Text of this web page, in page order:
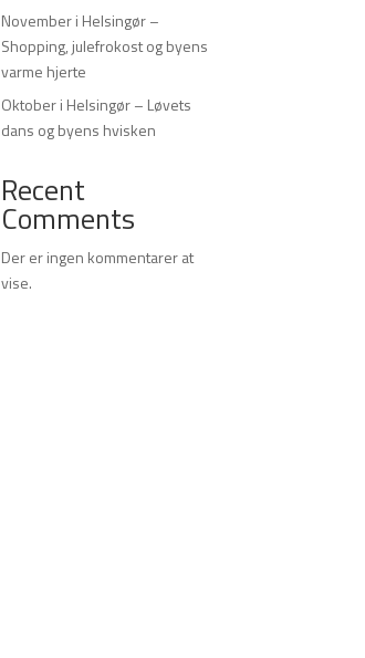
November i Helsingør –
Shopping, julefrokost og byens
varme hjerte
Oktober i Helsingør – Løvets
dans og byens hvisken
Recent
Comments
Der er ingen kommentarer at
vise.